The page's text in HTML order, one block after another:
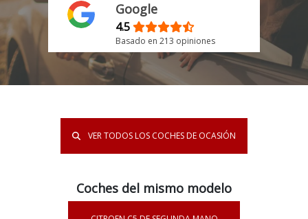
Google
4.5
Basado en 213 opiniones
VER TODOS LOS COCHES DE OCASIÓN
Coches del mismo modelo